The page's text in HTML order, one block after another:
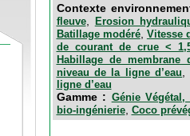
Contexte
fleuve,
Erosion
Batillage modéré, Vitesse
de courant de crue <
Habillage de membrane
niveau de la ligne d’eau
ligne d’eau
Gamme : Génie
bio-ingénierie, Coco